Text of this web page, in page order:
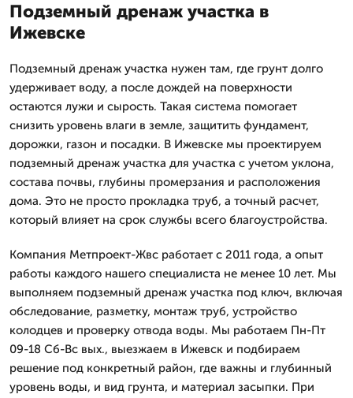
Подземный дренаж участка в
Ижевске
Подземный дренаж участка нужен там, где грунт долго
удерживает воду, а после дождей на поверхности
остаются лужи и сырость. Такая система помогает
снизить уровень влаги в земле, защитить фундамент,
дорожки, газон и посадки. В Ижевске мы проектируем
подземный дренаж участка для участка с учетом уклона,
состава почвы, глубины промерзания и расположения
дома. Это не просто прокладка труб, а точный расчет,
который влияет на срок службы всего благоустройства.
Компания Метпроект-Жвс работает с 2011 года, а опыт
работы каждого нашего специалиста не менее 10 лет. Мы
выполняем подземный дренаж участка под ключ, включая
обследование, разметку, монтаж труб, устройство
колодцев и проверку отвода воды. Мы работаем Пн-Пт
09-18 Сб-Вс вых., выезжаем в Ижевск и подбираем
решение под конкретный район, где важны и глубинный
уровень воды, и вид грунта, и материал засыпки. При